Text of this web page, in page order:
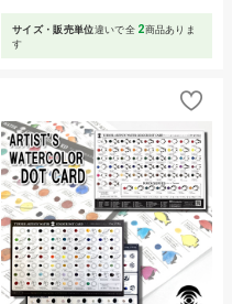
サイズ・販売単位違いで全 2商品ありま
す